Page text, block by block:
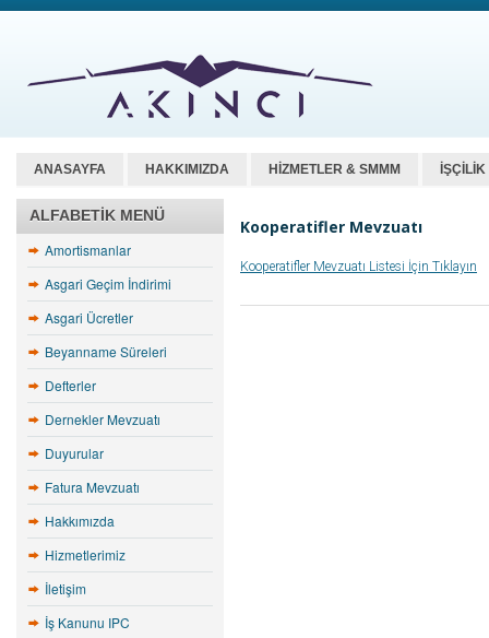
ANASAYFA HAKKIMIZDA HİZMETLER & SMMM
ALFABETIK MENÜ
Amortismanlar
Asgari Geçim İndirimi
Asgari Ücretler
Beyanname Süreleri
Defterler
Dernekler Mevzuatı
Duyurular
Fatura Mevzuatı
Hakkımızda
Hizmetlerimiz
İletişim
İş Kanunu IPC
Kooperatifler Mevzuatı
Kooperatifler Mevzuatı Listesi İçin Tıklayın